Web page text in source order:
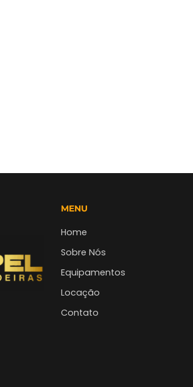
MENU
Home
Sobre Nós
Equipamentos
Locação
Contato